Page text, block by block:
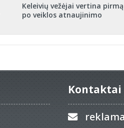
Keleivių vežėjai vertina
po veiklos atnaujinimo
Kontaktai